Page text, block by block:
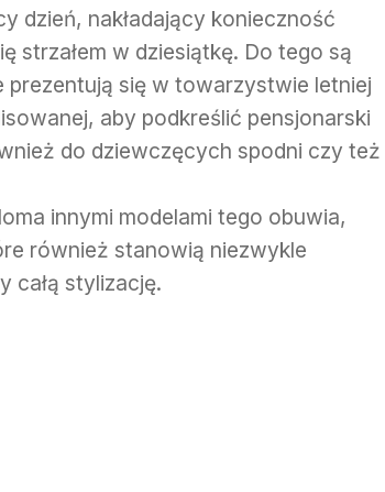
dzień, nakładający konieczność
strzałem w dziesiątkę. Do tego są
prezentują się w towarzystwie letniej
aby podkreślić pensjonarski
do dziewczęcych spodni czy też
innymi modelami tego obuwia,
również stanowią niezwykle
całą stylizację.